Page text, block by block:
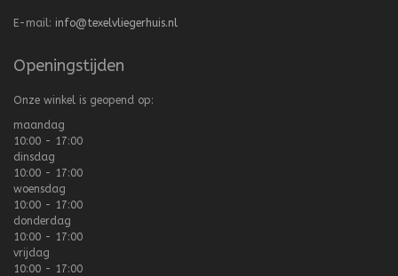
E-mail: info@texelvliegerhuis.nl
Openingstijden
Onze winkel is geopend op:
maandag
10:00 - 17:00
dinsdag
10:00 - 17:00
woensdag
10:00 - 17:00
donderdag
10:00 - 17:00
vrijdag
10:00 - 17:00